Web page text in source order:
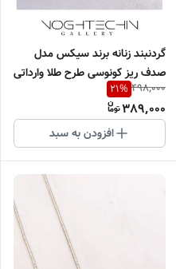
گردنبند زنانه برند سیکس مدل
صدف ریز کونوسی طرح طلا وارداتی
498,000
21%
389,000
افزودن به سبد